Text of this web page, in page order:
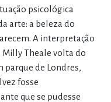
psicológica
arte: a beleza do
A interpretação
Milly Theale volta do
parque de Londres,
fosse
que se pudesse